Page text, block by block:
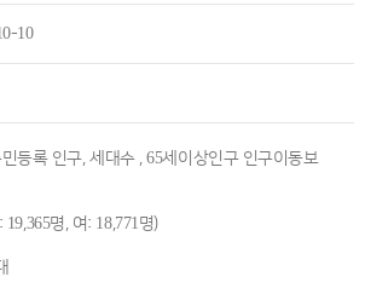
10
등록 인구, 세대수 , 65세이상인구 인구이동보
명, 여: 18,771명)